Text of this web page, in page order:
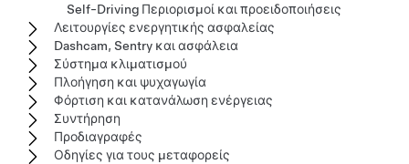
Self-Driving Περιορισμοί και προειδοποιήσεις
Λειτουργίες ενεργητικής ασφαλείας
Dashcam, Sentry και ασφάλεια
Σύστημα κλιματισμού
Πλοήγηση και ψυχαγωγία
Φόρτιση και κατανάλωση ενέργειας
Συντήρηση
Προδιαγραφές
Οδηγίες για τους μεταφορείς